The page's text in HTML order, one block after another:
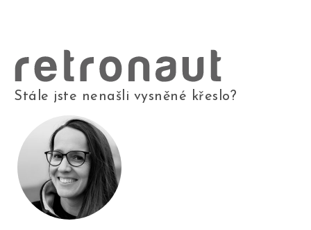
Stále jste nenašli vysněné křeslo?